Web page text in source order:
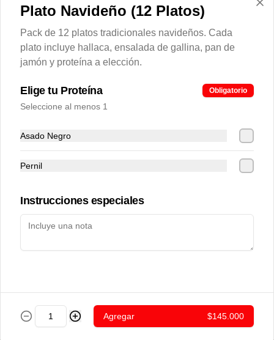
Cachapas
Cachapa Cerdo Frito
Cachapa Chorizo
Plato Navideño (12 Platos)
Pack de 12 platos tradicionales navideños. Cada
plato incluye hallaca, ensalada de gallina, pan de
jamón y proteína a elección.
Elige tu Proteína Obligatorio
Seleccione al menos 1
Asado Negro
Pernil
Instrucciones especiales
Agregar $145.000